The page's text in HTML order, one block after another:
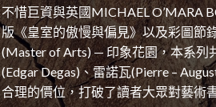
不惜巨資與英國MICHAEL O’MARA
版《皇室的傲慢與偏見》以及彩圖節
(Master of Arts) — 印象花園，本系列
(Edgar Degas)、雷諾瓦(Pierre –
合理的價位，打破了讀者大眾對藝術